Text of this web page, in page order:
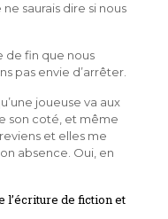
saurais dire si nous
de fin que nous
pas envie d’arrêter.
joueuse va aux
son coté, et même
et elles me
absence. Oui, en
de fiction et